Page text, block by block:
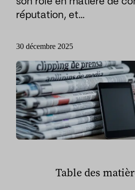
Le sport
Sport et talent
institutions publiques
réputation, et…
30 décembre 2025
Table des